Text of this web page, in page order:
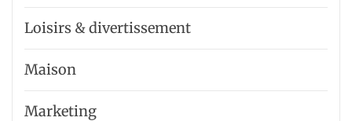
Loisirs & divertissement
Maison
Marketing